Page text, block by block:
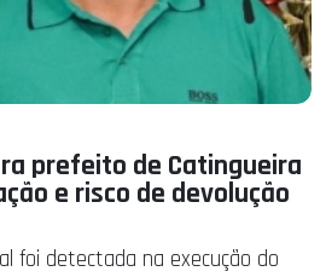
prefeito de Catingueira
e risco de devolução
foi detectada na execução do